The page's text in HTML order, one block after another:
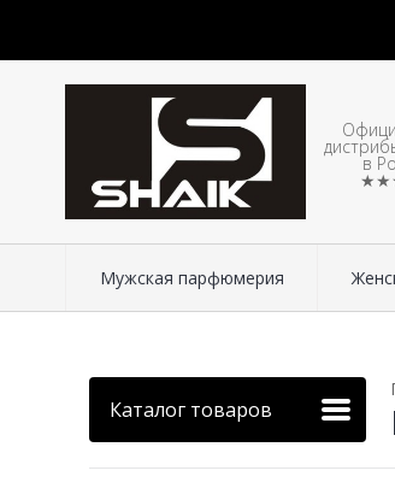
в
Мужская парфюмерия
Каталог товаров